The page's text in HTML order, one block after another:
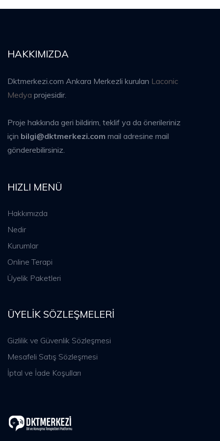
HAKKIMIZDA
Dktmerkezi.com Ankara Merkezli kurulan Laconic
Medya projesidir.
Proje hakkında geri bildirim, teklif ya da önerileriniz
için bilgi@dktmerkezi.com mail adresine mail
gönderebilirsiniz.
HIZLI MENÜ
Hakkımızda
Nedir
Kurumlar
Online Terapi
Üyelik Paketleri
ÜYELIK SÖZLEŞMELERI
Gizlilik ve Güvenlik Sözleşmesi
Mesafeli Satış Sözleşmesi
İptal ve İade Koşulları